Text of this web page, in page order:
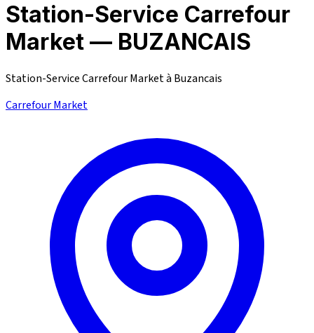
Station-Service Carrefour
Market — BUZANCAIS
Station-Service Carrefour Market à Buzancais
Carrefour Market